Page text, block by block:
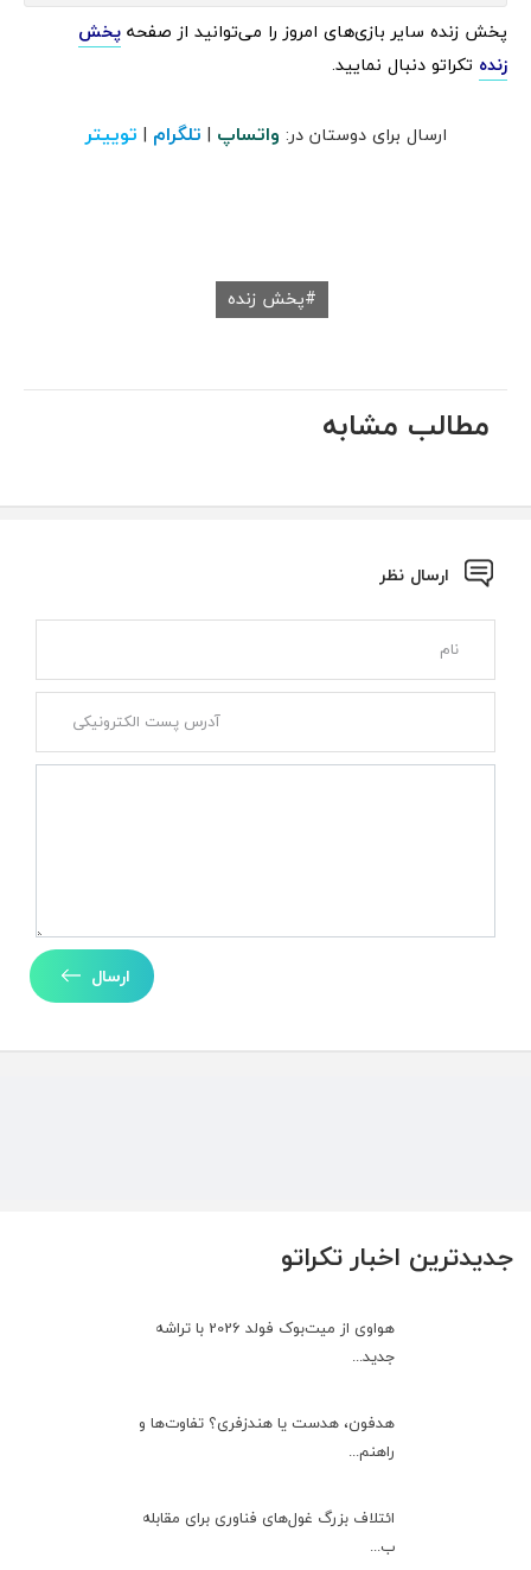
جدیدترین اخبار تکراتو
هواوی از میت‌بوک فولد 2026 با تراشه
جدید...
هدفون، هدست یا هندزفری؟ تفاوت‌ها و
راهنم...
ائتلاف بزرگ غول‌های فناوری برای مقابله
ب...
پخش زنده سایر بازی‌های امروز را می‌توانید از صفحه پخش
زنده تکراتو دنبال نمایید.
ارسال برای دوستان در: واتساپ | تلگرام | توییتر
پخش زنده
مطالب مشابه
ارسال نظر
ارسال